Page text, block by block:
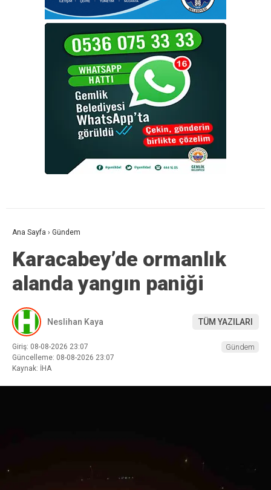
Ana Sayfa › Gündem
Karacabey’de ormanlık
alanda yangın paniği
Neslihan Kaya TÜM YAZILARI
Giriş: 08-08-2026 23:07
Güncelleme: 08-08-2026 23:07
Kaynak: İHA
Gündem